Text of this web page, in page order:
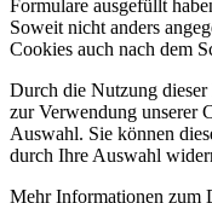
Formulare ausgefüllt
Soweit nicht anders
Cookies auch nach dem
Durch die Nutzung dieser
zur Verwendung unserer
Auswahl. Sie können
durch Ihre Auswahl
Mehr Informationen zum